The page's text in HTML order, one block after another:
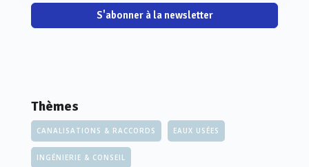
S'abonner à la newsletter
Thèmes
CANALISATIONS & RACCORDS EAUX USÉES
INGÉNIERIE & CONSEIL